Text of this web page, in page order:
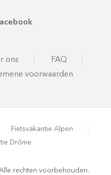
ons
FAQ
voorwaarden
Fietsvakantie Alpen
Drôme
rechten voorbehouden.